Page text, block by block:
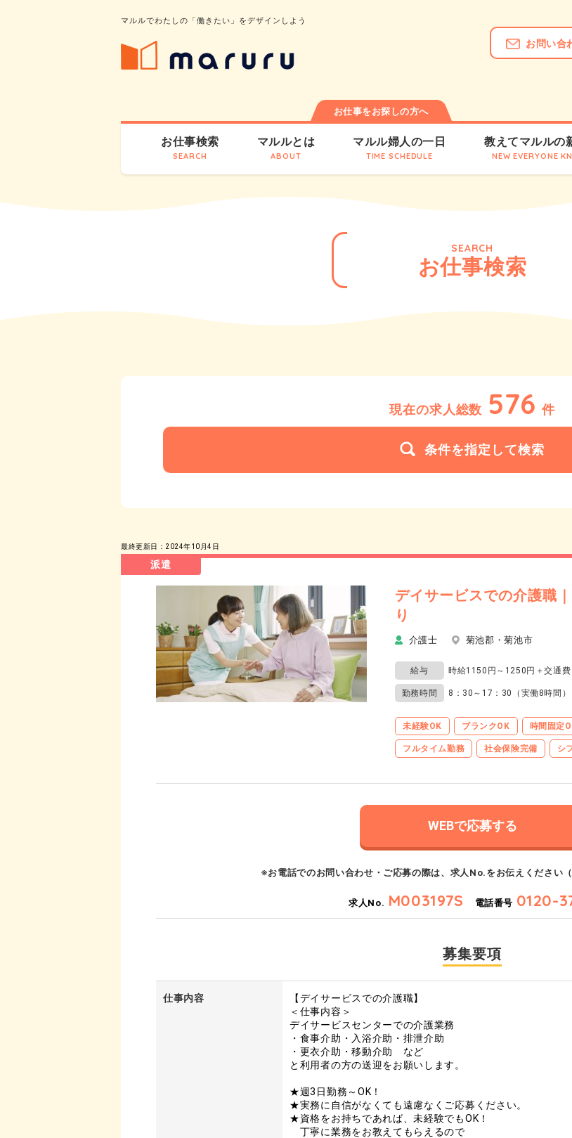
マルルでわたしの「働きたい」をデザインしよう
お問い合
お仕事をお探しの方へ
お仕事検索
SEARCH
マルルとは
ABOUT
マルル婦人の一日
TIME SCHEDULE
教えてマルルの
NEW EVERYONE
SEARCH
お仕事検索
現在の求人総数 576 件
条件を指定して検索
最終更新日：2024年10月4日
派遣
デイサービスでの介護職
り
介護士 菊池郡・菊池市
給与 時給1150円～1250円＋交通費
勤務時間 8：30～17：30（実働8時間）
未経験OK ブランクOK 時間固定
フルタイム勤務 社会保険完備 シ
WEBで応募する
※お電話でのお問い合わせ・ご応募の際は、 求人No.をお伝えください
求人No. M003197S 電話番号 0120-
募集要項
仕事内容
【デイサービスでの介護職】
＜仕事内容＞
デイサービスセンターでの介護業務
・食事介助・入浴介助・排泄介助
・更衣介助・移動介助 など
と利用者の方の送迎をお願いします。
★週3日勤務～OK！
★実務に自信がなくても遠慮なくご応募ください。
★資格をお持ちであれば、未経験でもOK！
丁寧に業務をお教えてもらえるので